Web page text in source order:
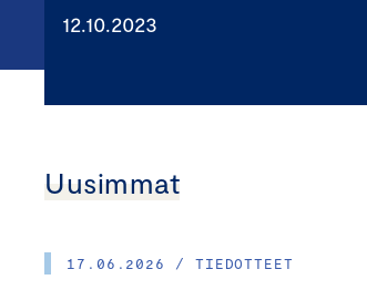
12.10.2023
Uusimmat
17.06.2026 / TIEDOTTEET